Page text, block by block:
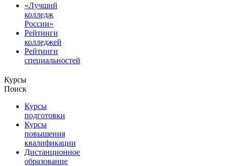
«Лучший
колледж
России»
Рейтинги
колледжей
Рейтинги
специальностей
Курсы
Поиск
Курсы
подготовки
Курсы
повышения
квалификации
Дистанционное
образование